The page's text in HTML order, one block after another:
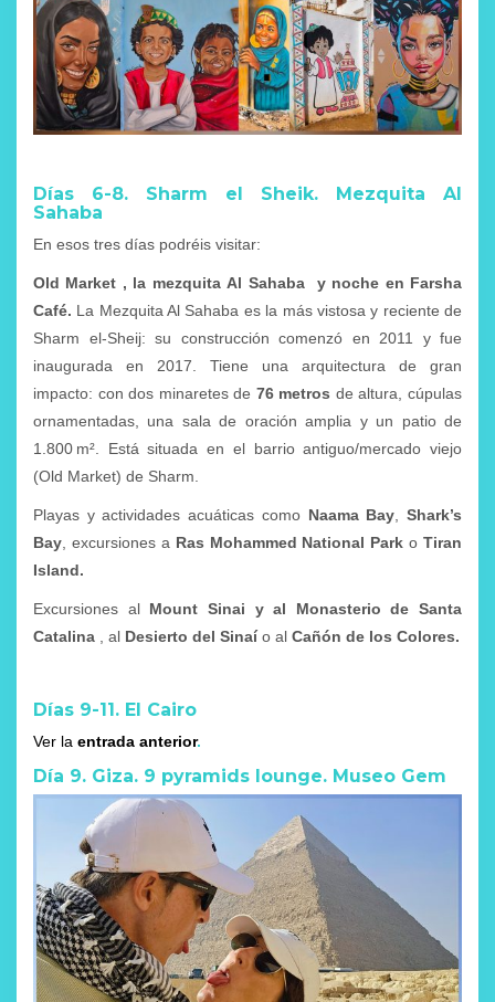
Días 6-8. Sharm el Sheik. Mezquita Al
Sahaba
En esos tres días podréis visitar:
Old Market , la mezquita Al Sahaba y noche en Farsha
Café. La Mezquita Al Sahaba es la más vistosa y reciente de
Sharm el‑Sheij: su construcción comenzó en 2011 y fue
inaugurada en 2017. Tiene una arquitectura de gran
impacto: con dos minaretes de 76 metros de altura, cúpulas
ornamentadas, una sala de oración amplia y un patio de
1.800 m². Está situada en el barrio antiguo/mercado viejo
(Old Market) de Sharm.
Playas y actividades acuáticas comoNaama Bay ,Shark’s
Bay , excursiones a Ras Mohammed National Park o Tiran
Island.
Excursiones alMount Sinai y al Monasterio de Santa
Catalina , al Desierto del Sinaío al Cañón de los Colores.
Días 9-11. El Cairo
Ver la entrada anterior.
Día 9. Giza. 9 pyramids lounge. Museo Gem